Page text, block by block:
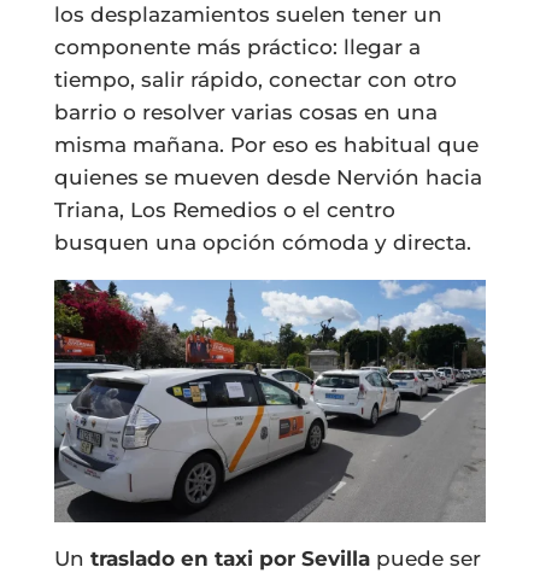
los desplazamientos suelen tener un
componente más práctico: llegar a
tiempo, salir rápido, conectar con otro
barrio o resolver varias cosas en una
misma mañana. Por eso es habitual que
quienes se mueven desde Nervión hacia
Triana, Los Remedios o el centro
busquen una opción cómoda y directa.
Un traslado en taxi por Sevillapuede ser